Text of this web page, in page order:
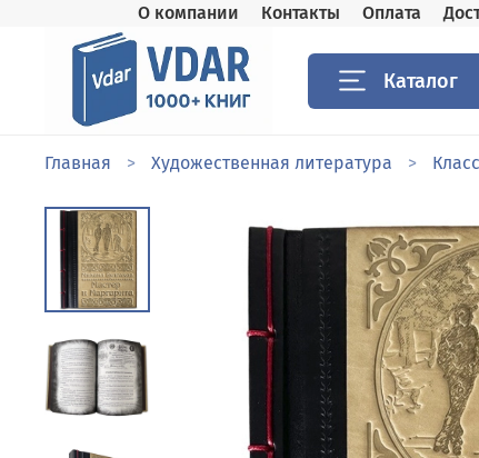
О компании Контакты Оплата
Каталог
Главная Художественная литература